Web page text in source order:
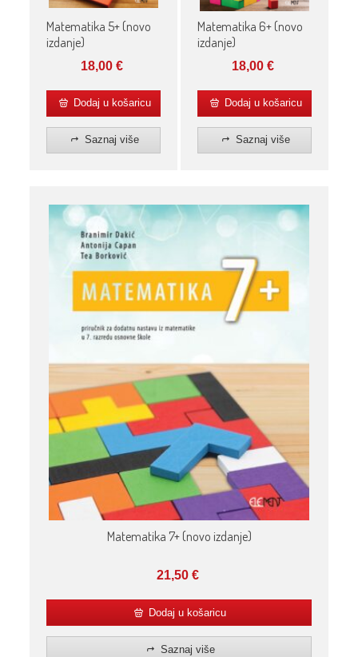
Matematika 5+ (novo
izdanje)
18,00€
Dodaj u košaricu
Saznaj više
Matematika 6+ (novo
izdanje)
18,00€
Dodaj u košaricu
Saznaj više
Matematika 7+ (novo izdanje)
21,50 €
Dodaj u košaricu
Saznaj više